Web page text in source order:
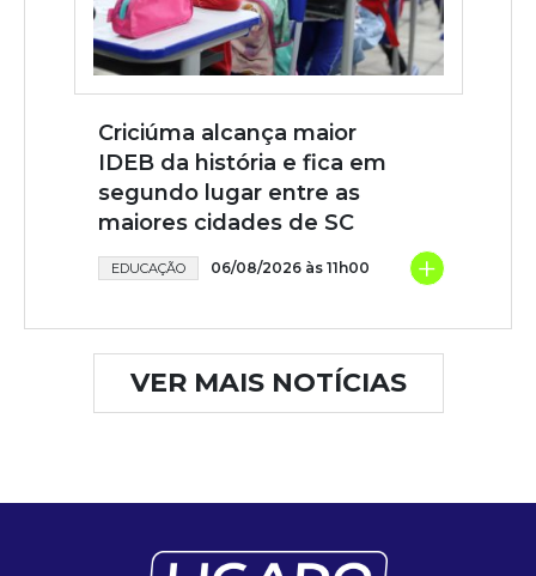
Criciúma alcança maior
IDEB da história e fica em
segundo lugar entre as
maiores cidades de SC
EDUCAÇÃO 06/08/2026 às 11h00 +
VER MAIS NOTÍCIAS